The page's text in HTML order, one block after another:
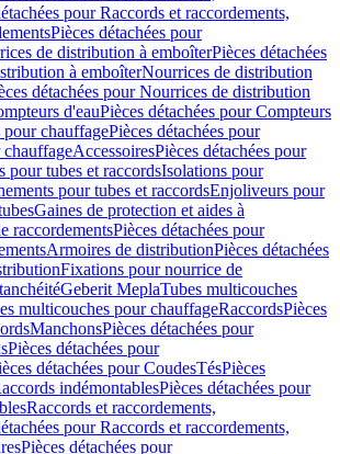
pour Raccords et raccordements,
Pièces détachées pour
de distribution à emboîterPièces détachées
à emboîterNourrices de distribution
détachées pour Nourrices de distribution
d'eauPièces détachées pour Compteurs
pour chauffagePièces détachées pour
chauffageAccessoiresPièces détachées pour
pour tubes et raccordsIsolations pour
pour tubes et raccordsEnjoliveurs pour
Gaines de protection et aides à
raccordementsPièces détachées pour
Armoires de distributionPièces détachées
Fixations pour nourrice de
Geberit MeplaTubes multicouches
multicouches pour chauffageRaccordsPièces
ManchonsPièces détachées pour
Pièces détachées pour
détachées pour CoudesTésPièces
indémontablesPièces détachées pour
Raccords et raccordements,
pour Raccords et raccordements,
Pièces détachées pour